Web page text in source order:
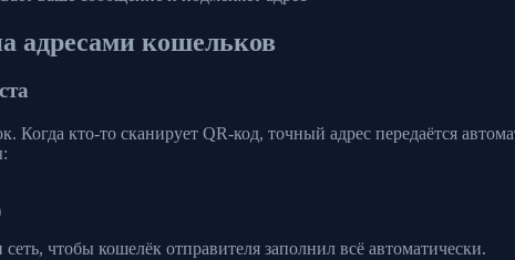
адресами кошельков
Когда кто-то сканирует QR-код, точный адрес передаётся
чтобы кошелёк отправителя заполнил всё автоматически.